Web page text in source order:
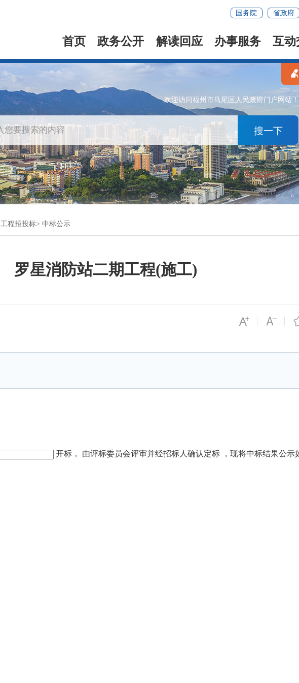
国务院 省政府
首页 政务公开 解读回应 办事服务 互动
欢迎访问福州市马尾区人民政府门户网站！
搜一下
工程招投标 中标公示
罗星消防站二期工程(施工)
开标， 由评标委员会评审并经招标人确认定标 ，现将中标结果公示